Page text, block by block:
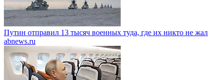
Путин отправил 13 тысяч военных туда, где их никто не жал
abnews.ru